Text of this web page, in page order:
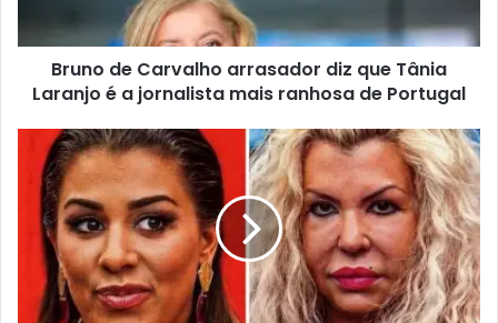
Bruno de Carvalho arrasador diz que Tânia
Laranjo é a jornalista mais ranhosa de Portugal